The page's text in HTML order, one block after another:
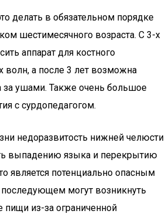
делать в обязательном порядке
шестимесячного возраста. С 3-х
аппарат для костного
волн, а после 3 лет возможна
за ушами. Также очень большое
с сурдопедагогом.
недоразвитость нижней челюсти
выпадению языка и перекрытию
является потенциально опасным
могут возникнуть
пищи из-за ограниченной